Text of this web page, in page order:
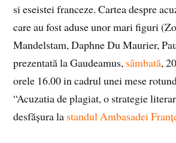
si eseistei franceze. Cartea despre
care au fost aduse unor mari figuri
Mandelstam, Daphne Du Maurier,
prezentată la Gaudeamus, sâmbată,
orele 16.00 in cadrul unei mese
“Acuzatia de plagiat, o strategie
desfășura la standul Ambasadei